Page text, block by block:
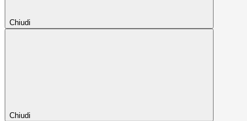
Chiudi
Chiudi